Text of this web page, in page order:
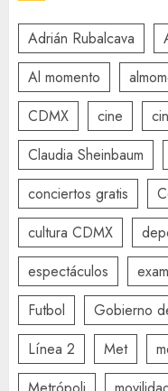
Adrián Rubalcava
Al momento
CDMX
cine
Claudia Sheinbaum
conciertos gratis
cultura CDMX
espectáculos
Futbol
Gobierno
Línea 2
Met